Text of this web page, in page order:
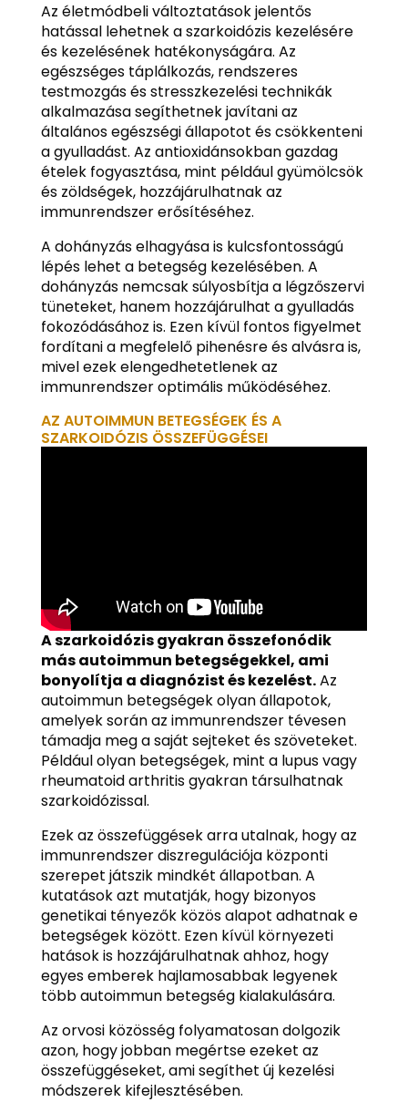
Az életmódbeli változtatások jelentős
hatással lehetnek a szarkoidózis kezelésére
és kezelésének hatékonyságára. Az
egészséges táplálkozás, rendszeres
testmozgás és stresszkezelési technikák
alkalmazása segíthetnek javítani az
általános egészségi állapotot és csökkenteni
a gyulladást. Az antioxidánsokban gazdag
ételek fogyasztása, mint például gyümölcsök
és zöldségek, hozzájárulhatnak az
immunrendszer erősítéséhez.
A dohányzás elhagyása is kulcsfontosságú
lépés lehet a betegség kezelésében. A
dohányzás nemcsak súlyosbítja a légzőszervi
tüneteket, hanem hozzájárulhat a gyulladás
fokozódásához is. Ezen kívül fontos figyelmet
fordítani a megfelelő pihenésre és alvásra is,
mivel ezek elengedhetetlenek az
immunrendszer optimális működéséhez.
AZ AUTOIMMUN BETEGSÉGEK ÉS A
SZARKOIDÓZIS ÖSSZEFÜGGÉSEI
A szarkoidózis gyakran összefonódik
más autoimmun betegségekkel, ami
bonyolítja a diagnózist és kezelést.Az
autoimmun betegségek olyan állapotok,
amelyek során az immunrendszer tévesen
támadja meg a saját sejteket és szöveteket.
Például olyan betegségek, mint a lupus vagy
rheumatoid arthritis gyakran társulhatnak
szarkoidózissal.
Ezek az összefüggések arra utalnak, hogy az
immunrendszer diszregulációja központi
szerepet játszik mindkét állapotban. A
kutatások azt mutatják, hogy bizonyos
genetikai tényezők közös alapot adhatnak e
betegségek között. Ezen kívül környezeti
hatások is hozzájárulhatnak ahhoz, hogy
egyes emberek hajlamosabbak legyenek
több autoimmun betegség kialakulására.
Az orvosi közösség folyamatosan dolgozik
azon, hogy jobban megértse ezeket az
összefüggéseket, ami segíthet új kezelési
módszerek kifejlesztésében.